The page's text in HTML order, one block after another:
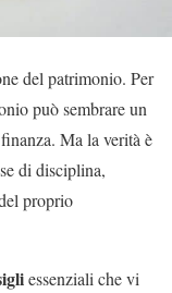
del patrimonio. Per
può sembrare un
Ma la verità è
di disciplina,
proprio
essenziali che vi